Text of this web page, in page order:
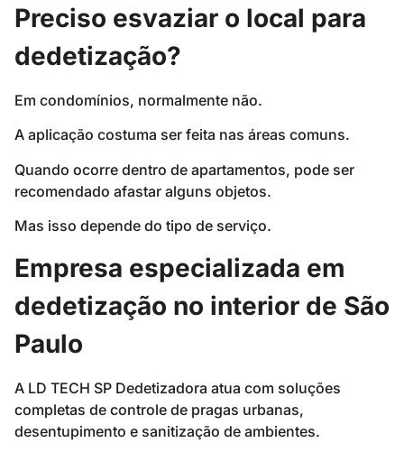
Preciso esvaziar o local para
dedetização?
Em condomínios, normalmente não.
A aplicação costuma ser feita nas áreas comuns.
Quando ocorre dentro de apartamentos, pode ser
recomendado afastar alguns objetos.
Mas isso depende do tipo de serviço.
Empresa especializada em
dedetização no interior de São
Paulo
A LD TECH SP Dedetizadora atua com soluções
completas de controle de pragas urbanas,
desentupimento e sanitização de ambientes.